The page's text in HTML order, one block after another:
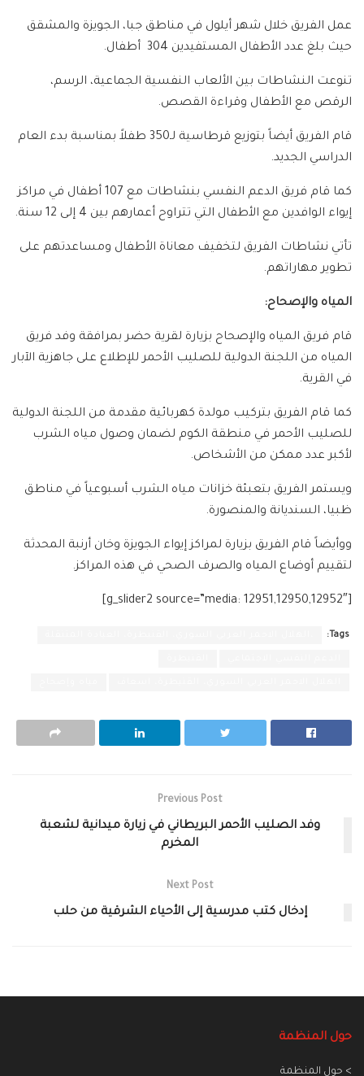
عمل الفريق خلال شهر أيلول في مناطق جبا، الجويزة والمشقق
حيث بلغ عدد الأطفال المستفيدين 304 أطفال.
تنوعت النشاطات بين الألعاب النفسية الجماعية، الرسم،
الرقص مع الأطفال وقراءة القصص.
قام الفريق أيضاً بتوزيع قرطاسية لـ350 طفلاً بمناسبة بدء العام
الدراسي الجديد.
كما قام فريق الدعم النفسي بنشاطات مع 107 أطفال في مراكز
إيواء الوافدين مع الأطفال التي تتراوح أعمارهم بين 4 إلى 12 سنة.
تأتي نشاطات الفريق لتخفيف معاناة الأطفال ومساعدتهم على
تطوير مهاراتهم.
المياه والإصحاح:
قام فريق المياه والإصحاح بزيارة لقرية حضر بمرافقة وفد فريق
المياه من اللجنة الدولية للصليب الأحمر للإطلاع على جاهزية الآبار
في القرية.
كما قام الفريق بتركيب مولدة كهربائية مقدمة من اللجنة الدولية
للصليب الأحمر في منطقة الكوم لضمان وصول مياه الشرب
لأكبر عدد ممكن من الأشخاص.
ويستمر الفريق بتعبئة خزانات مياه الشرب أسبوعياً في مناطق
ظبيا، السنديانة والمنصورة.
ووأيضاً قام الفريق بزيارة لمراكز إيواء الجويزة وخان أرنبة المحدثة
لتقييم أوضاع المياه والصرف الصحي في هذه المراكز.
[g_slider2 source=”media: 12951,12950,12952″]
Tags:
Previous Post
وفد الصليب الأحمر البريطاني في زيارة ميدانية لشعبة
المخرم
Next Post
إدخال كتب مدرسية إلى الأحياء الشرقية من حلب
حول المنظمة
> حول المنظمة